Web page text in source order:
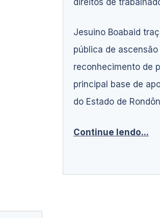
Jesuino Boabaid
pública de
reconhecimento de
principal base de
do Estado de
Continue lendo...